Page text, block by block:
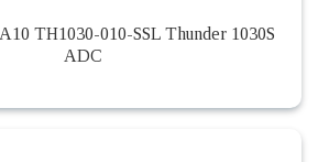
TH1030-010-SSL Thunder 1030S
ADC